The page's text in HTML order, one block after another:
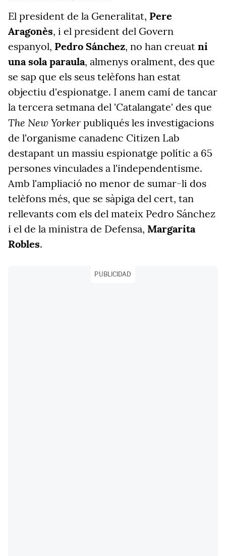
El president de la Generalitat, Pere
Aragonès, i el president del Govern
espanyol, Pedro Sánchez, no han creuat ni
una sola paraula, almenys oralment, des que
se sap que els seus telèfons han estat
objectiu d'espionatge. I anem camí de tancar
la tercera setmana del 'Catalangate' des que
The New Yorker publiqués les investigacions
de l'organisme canadenc Citizen Lab
destapant un massiu espionatge polític a 65
persones vinculades a l'independentisme.
Amb l'ampliació no menor de sumar-li dos
telèfons més, que se sàpiga del cert, tan
rellevants com els del mateix Pedro Sánchez
i el de la ministra de Defensa, Margarita
Robles.
PUBLICIDAD